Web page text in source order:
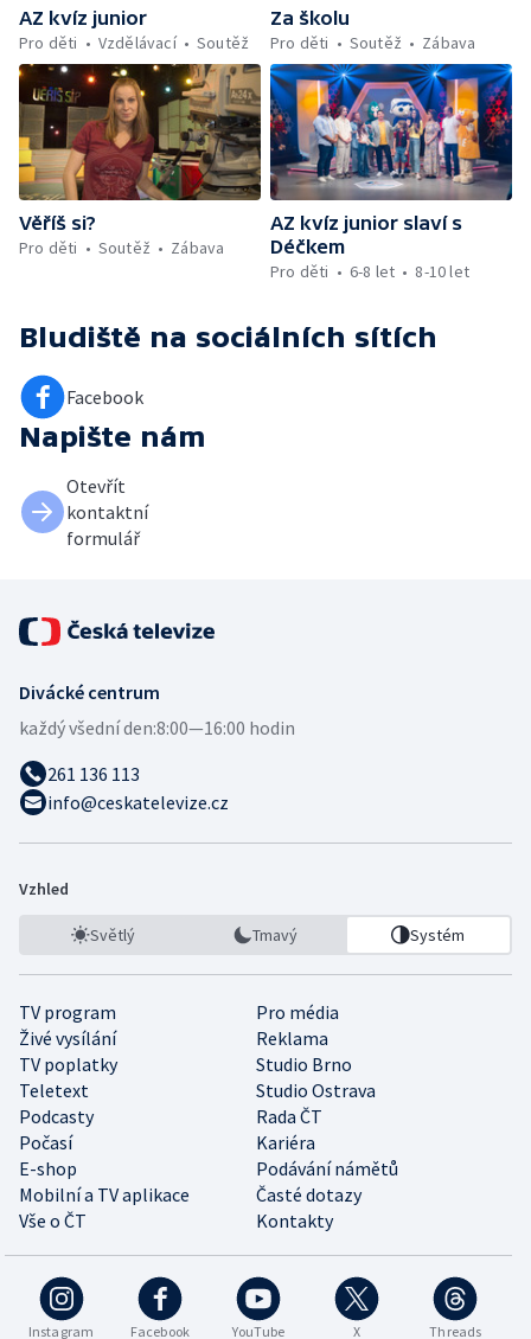
AZ kvíz junior
Pro děti
Vzdělávací Soutěž
Za školu
Pro děti
Soutěž Zábava
Věříš si?
Pro děti
Soutěž Zábava
AZ kvíz junior slaví s
Déčkem
Pro děti
6-8 let 8-10 let
Bludiště na sociálních sítích
Facebook
Napište nám
Otevřít
kontaktní
formulář
Divácké centrum
každý všední den:8:00—16:00 hodin
261 136 113
info@ceskatelevize.cz
Vzhled
Světlý Tmavý Systém
TV program
Pro média
Živé vysílání
Reklama
TV poplatky
Studio Brno
Teletext
Studio Ostrava
Podcasty
Rada ČT
Počasí
Kariéra
E-shop
Podávání námětů
Mobilní a TV aplikace
Časté dotazy
Vše o ČT
Kontakty
Instagram Facebook YouTube X Threads